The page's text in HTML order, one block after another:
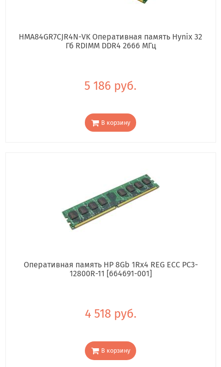
HMA84GR7CJR4N-VK Оперативная память Hynix 32
Гб RDIMM DDR4 2666 МГц
5 186 руб.
В корзину
Оперативная память HP 8Gb 1Rx4 REG ECC PC3-
12800R-11 [664691-001]
4 518 руб.
В корзину